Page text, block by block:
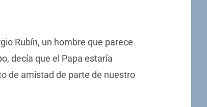
Rubín, un hombre que parece
decía que el Papa estaría
de amistad de parte de nuestro